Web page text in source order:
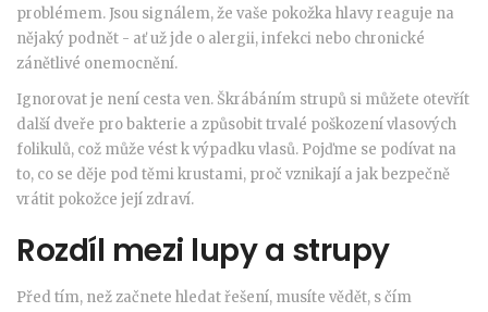
problémem. Jsou signálem, že vaše pokožka hlavy reaguje na
nějaký podnět - ať už jde o alergii, infekci nebo chronické
zánětlivé onemocnění.
Ignorovat je není cesta ven. Škrábáním strupů si můžete otevřít
další dveře pro bakterie a způsobit trvalé poškození vlasových
folikulů, což může vést k výpadku vlasů. Pojďme se podívat na
to, co se děje pod těmi krustami, proč vznikají a jak bezpečně
vrátit pokožce její zdraví.
Rozdíl mezi lupy a strupy
Před tím, než začnete hledat řešení, musíte vědět, s čím